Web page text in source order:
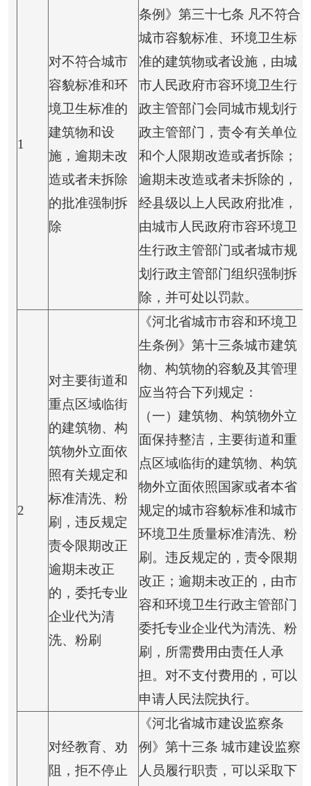
1
对不符合城市
容貌标准和环
境卫生标准的
建筑物和设
施，逾期未改
造或者未拆除
的批准强制拆
除
条例》第三十七条 凡不符合
城市容貌标准、环境卫生标
准的建筑物或者设施，由城
市人民政府市容环境卫生行
政主管部门会同城市规划行
政主管部门，责令有关单位
和个人限期改造或者拆除；
逾期未改造或者未拆除的，
经县级以上人民政府批准，
由城市人民政府市容环境卫
生行政主管部门或者城市规
划行政主管部门组织强制拆
除，并可处以罚款。
2
对主要街道和
重点区域临街
的建筑物、构
筑物外立面依
照有关规定和
标准清洗、粉
刷，违反规定
责令限期改正
逾期未改正
的，委托专业
企业代为清
洗、粉刷
《河北省城市市容和环境卫
生条例》第十三条城市建筑
物、构筑物的容貌及其管理
应当符合下列规定：
（一）建筑物、构筑物外立
面保持整洁，主要街道和重
点区域临街的建筑物、构筑
物外立面依照国家或者本省
规定的城市容貌标准和城市
环境卫生质量标准清洗、粉
刷。违反规定的，责令限期
改正；逾期未改正的，由市
容和环境卫生行政主管部门
委托专业企业代为清洗、粉
刷，所需费用由责任人承
担。对不支付费用的，可以
申请人民法院执行。
对经教育、劝
阻，拒不停止
《河北省城市建设监察条
例》第十三条 城市建设监察
人员履行职责，可以采取下